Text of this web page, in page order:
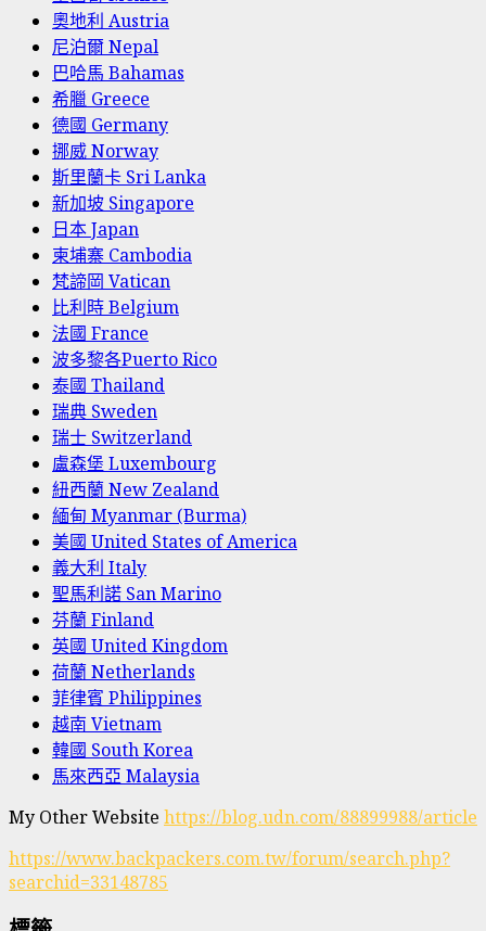
奧地利 Austria
尼泊爾 Nepal
巴哈馬 Bahamas
希臘 Greece
德國 Germany
挪威 Norway
斯里蘭卡 Sri Lanka
新加坡 Singapore
日本 Japan
柬埔寨 Cambodia
梵諦岡 Vatican
比利時 Belgium
法國 France
波多黎各Puerto Rico
泰國 Thailand
瑞典 Sweden
瑞士 Switzerland
盧森堡 Luxembourg
紐西蘭 New Zealand
緬甸 Myanmar (Burma)
美國 United States of America
義大利 Italy
聖馬利諾 San Marino
芬蘭 Finland
英國 United Kingdom
荷蘭 Netherlands
菲律賓 Philippines
越南 Vietnam
韓國 South Korea
馬來西亞 Malaysia
My Other Website https://blog.udn.com/88899988/article
https://www.backpackers.com.tw/forum/search.php?
searchid=33148785